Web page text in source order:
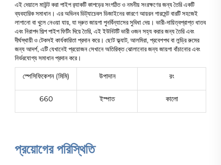
এই দেয়ালে মাউন্ট করা পাইপ র‍্যাকটি কাপড়ের সংগঠিত ও নমনীয় সংরক্ষণের জন্য তৈরি একটি
ব্যবহারিক সমাধান। এর অভিনব ডিট্যাচেবল ডিজাইনের কারণে আয়রন গারমেন্ট বারটি সহজেই
লাগানো বা খুলে নেওয়া যায়, যা দ্রুত জায়গা পুনর্বিন্যাসের সুবিধা দেয়। ভারী-দায়িত্বপ্রাপ্ত ধাতব
এবং নিরাপদ শিল্প পাইপ ফিটিং দিয়ে তৈরি, এই ইউনিটটি ভারী ওজন সহ্য করার জন্য তৈরি এবং
দীর্ঘস্থায়ী ও টেকসই কার্যকারিতা প্রদান করে। ছোট ফ্ল্যাট, আলমিরা, প্রবেশপথ বা লন্ড্রি রুমের
জন্য আদর্শ, এটি যেখানেই প্রয়োজন সেখানে অতিরিক্ত ঝোলানোর জন্য জায়গা বাঁচানোর এবং
নির্ভরযোগ্য সমাধান প্রদান করে।
স্পেসিফিকেশন (মিমি) উপাদান রং
660 ইস্পাত কালো
প্রয়োগের পরিস্থিতি